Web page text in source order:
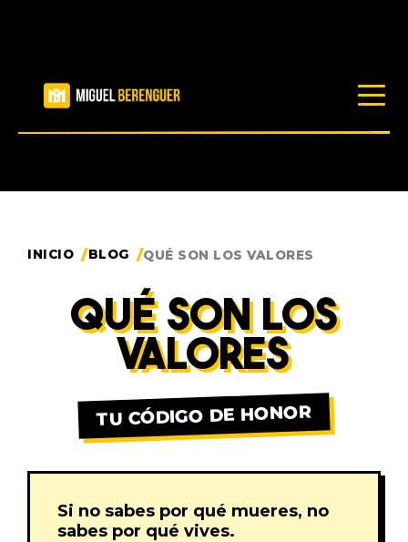
BLOG
PRODUCTOS
TRABAJA CONMIGO
INICIO BLOG QUÉ SON LOS VALORES
QUÉ SON LOS
VALORES
TU CÓDIGO DE HONOR
Si no sabes por qué mueres, no
sabes por qué vives.